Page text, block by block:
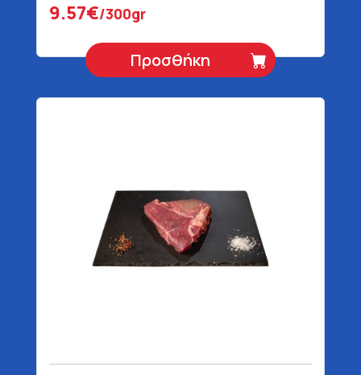
9.57€/300gr
Προσθήκη